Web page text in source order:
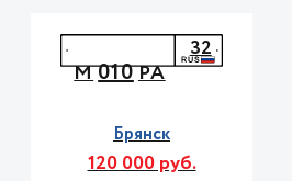
М010РА
32
Брянск
120 000 руб.